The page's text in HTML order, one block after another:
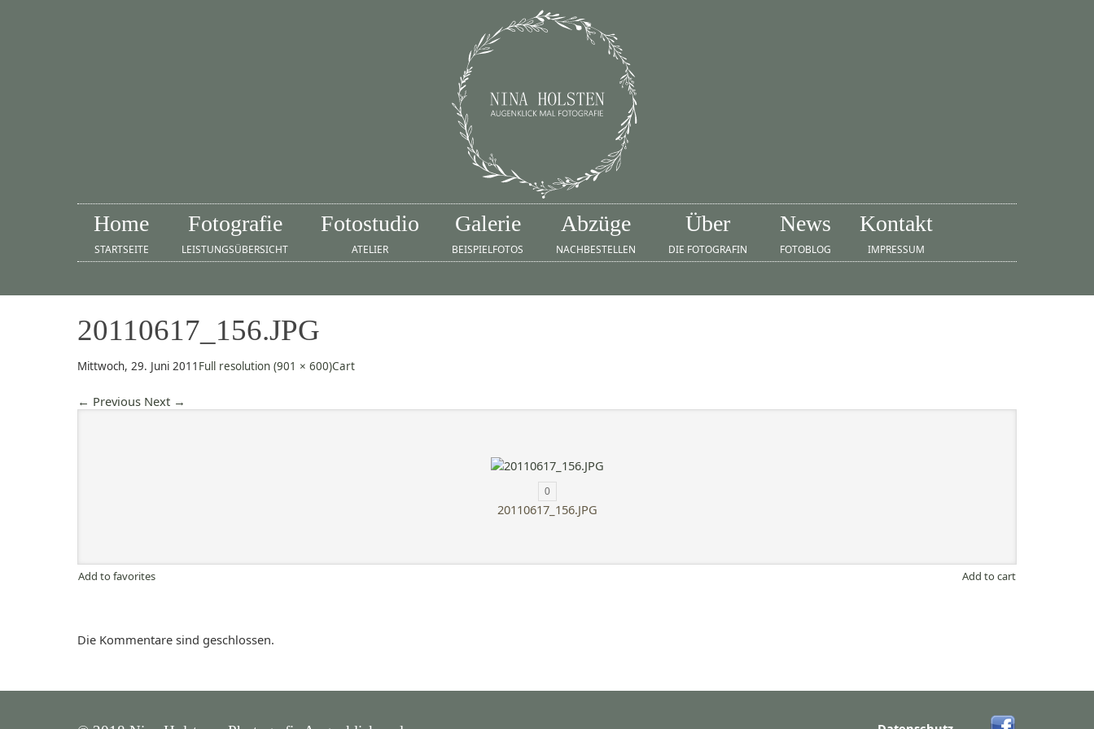
Home
STARTSEITE
Fotografie
LEISTUNGSÜBERSICHT
Fotostudio
ATELIER
Galerie
BEISPIELFOTOS
Abzüge
NACHBESTELLEN
Über
DIE FOTOGRAFIN
News
FOTOBLOG
Kontakt
IMPRESSUM
20110617_156.JPG
Mittwoch, 29. Juni 2011 Full resolution (901 × 600)Cart
← Previous Next →
0
20110617_156.JPG
Add to favorites Add to cart
Die Kommentare sind geschlossen.